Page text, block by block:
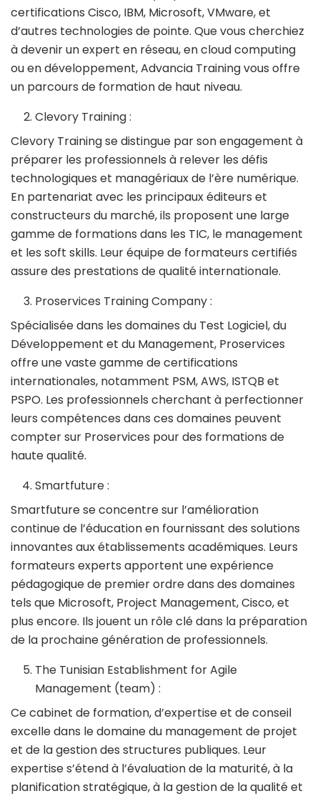
certifications Cisco, IBM, Microsoft, VMware, et
d’autres technologies de pointe. Que vous cherchiez
à devenir un expert en réseau, en cloud computing
ou en développement, Advancia Training vous offre
un parcours de formation de haut niveau.
Clevory Training :
Clevory Training se distingue par son engagement à
préparer les professionnels à relever les défis
technologiques et managériaux de l’ère numérique.
En partenariat avec les principaux éditeurs et
constructeurs du marché, ils proposent une large
gamme de formations dans les TIC, le management
et les soft skills. Leur équipe de formateurs certifiés
assure des prestations de qualité internationale.
Proservices Training Company :
Spécialisée dans les domaines du Test Logiciel, du
Développement et du Management, Proservices
offre une vaste gamme de certifications
internationales, notamment PSM, AWS, ISTQB et
PSPO. Les professionnels cherchant à perfectionner
leurs compétences dans ces domaines peuvent
compter sur Proservices pour des formations de
haute qualité.
Smartfuture :
Smartfuture se concentre sur l’amélioration
continue de l’éducation en fournissant des solutions
innovantes aux établissements académiques. Leurs
formateurs experts apportent une expérience
pédagogique de premier ordre dans des domaines
tels que Microsoft, Project Management, Cisco, et
plus encore. Ils jouent un rôle clé dans la préparation
de la prochaine génération de professionnels.
The Tunisian Establishment for Agile
Management (team) :
Ce cabinet de formation, d’expertise et de conseil
excelle dans le domaine du management de projet
et de la gestion des structures publiques. Leur
expertise s’étend à l’évaluation de la maturité, à la
planification stratégique, à la gestion de la qualité et